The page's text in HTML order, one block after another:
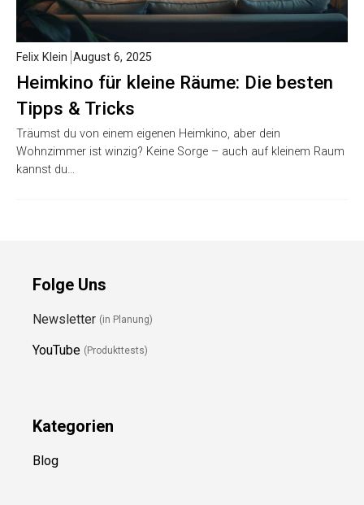
Heimkino für kleine Räume: Die besten
Tipps & Tricks
Felix Klein August 6, 2025
Träumst du von einem eigenen Heimkino, aber dein
Wohnzimmer ist winzig? Keine Sorge – auch auf kleinem Raum
kannst du…
Folge Uns
Newsletter (in Planung)
YouTube (Produkttests)
Kategorien
Blog